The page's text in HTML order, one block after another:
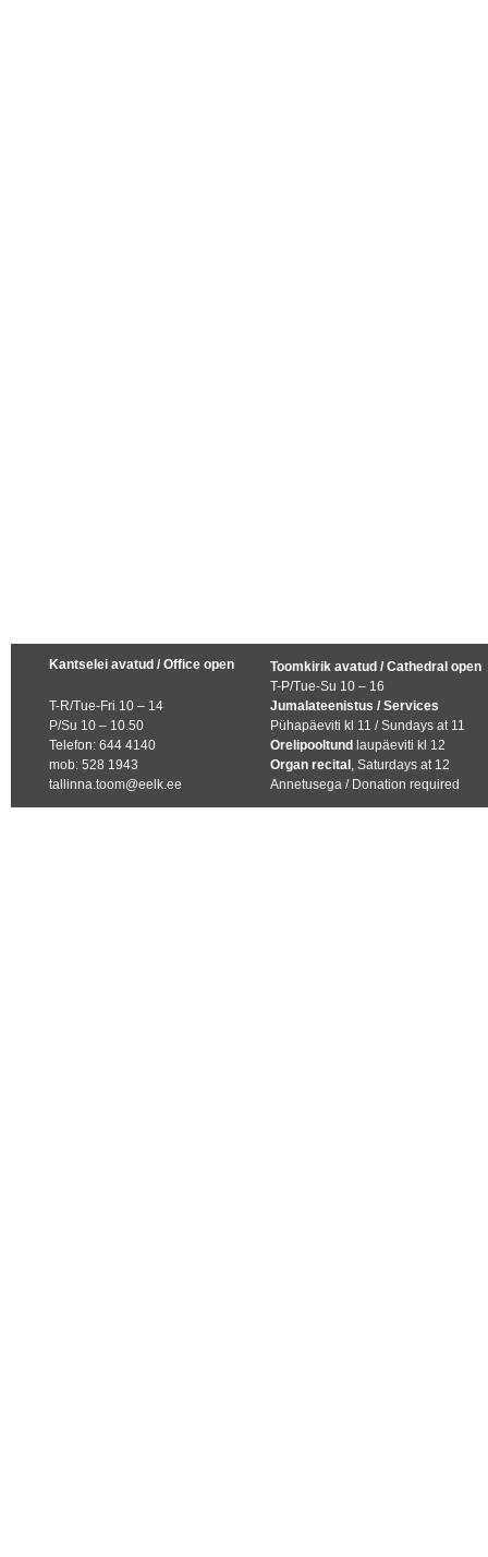
Kantselei avatud / Office open
T-R/Tue-Fri 10 – 14
P/Su 10 – 10.50
Telefon: 644 4140
mob: 528 1943
tallinna.toom@eelk.ee
Toomkirik avatud / Cathedral open
T-P/Tue-Su 10 – 16
Jumalateenistus / Services
Pühapäeviti kl 11 / Sundays at 11
Orelipooltund laupäeviti kl 12
Organ recital , Saturdays at 12
Annetusega / Donation required